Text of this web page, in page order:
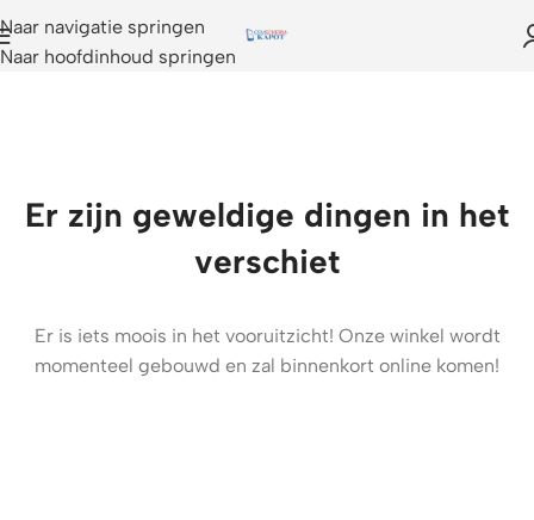
Naar navigatie springen
Naar hoofdinhoud springen
Er zijn geweldige dingen in het
verschiet
Er is iets moois in het vooruitzicht! Onze winkel wordt
momenteel gebouwd en zal binnenkort online komen!